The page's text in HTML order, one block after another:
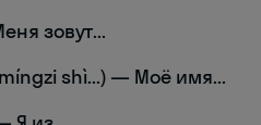
зовут...
shì...) — Моё имя...